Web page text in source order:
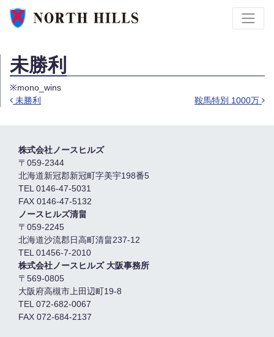
未勝利
※mono_wins
未勝利 鞍馬特別 1000万
株式会社ノースヒルズ
〒059-2344
北海道新冠郡新冠町字美宇198番5
TEL 0146-47-5031
FAX 0146-47-5132
ノースヒルズ清畠
〒059-2245
北海道沙流郡日高町清畠237-12
TEL 01456-7-2010
株式会社ノースヒルズ 大阪事務所
〒569-0805
大阪府高槻市上田辺町19-8
TEL 072-682-0067
FAX 072-684-2137